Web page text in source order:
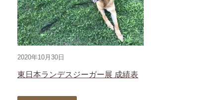
2020年10月30日
東日本ランデスジーガー展 成績表